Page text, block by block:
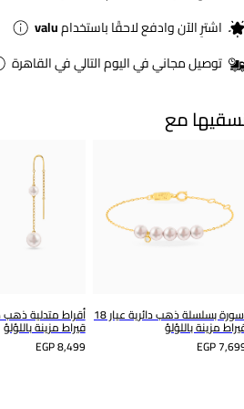
اشترِ الآن وادفع لاحقًا باستخدامvalu
توصيل مجاني في اليوم التالي في القاهرة
مع
أسورة بسلسلة ذهب دائرية عيار 18
مزينة باللؤلؤ
EGP
قيراط مزينة باللؤلؤ
EGP 8,499